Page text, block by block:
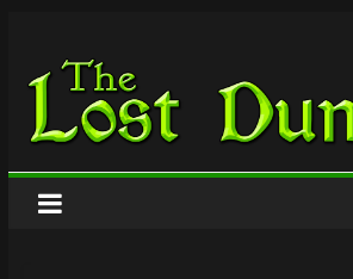
springen
The
Lost
Dungeon